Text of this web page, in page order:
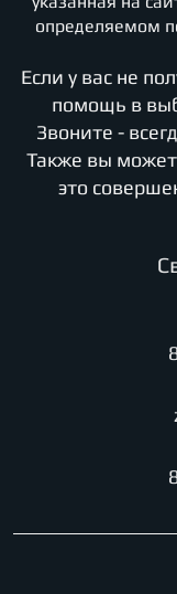
определяемом
Если у вас не
помощь в
Звоните -
Также вы
это